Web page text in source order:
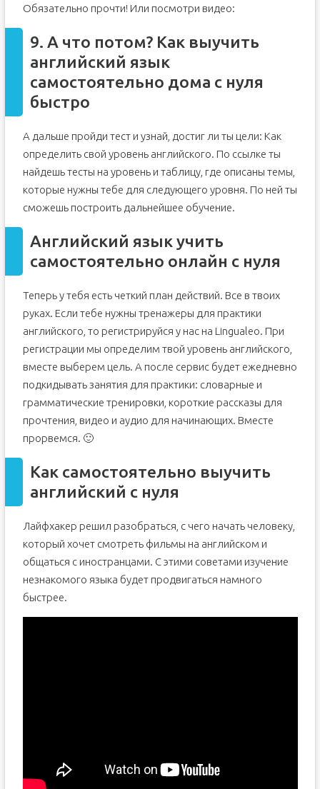
Обязательно прочти! Или посмотри видео:
9. А что потом? Как выучить
английский язык
самостоятельно дома с нуля
быстро
А дальше пройди тест и узнай, достиг ли ты цели: Как
определить свой уровень английского. По ссылке ты
найдешь тесты на уровень и таблицу, где описаны темы,
которые нужны тебе для следующего уровня. По ней ты
сможешь построить дальнейшее обучение.
Английский язык учить
самостоятельно онлайн с нуля
Теперь у тебя есть четкий план действий. Все в твоих
руках. Если тебе нужны тренажеры для практики
английского, то регистрируйся у нас на Lingualeo. При
регистрации мы определим твой уровень английского,
вместе выберем цель. А после сервис будет ежедневно
подкидывать занятия для практики: словарные и
грамматические тренировки, короткие рассказы для
прочтения, видео и аудио для начинающих. Вместе
прорвемся. 🙂
Как самостоятельно выучить
английский с нуля
Лайфхакер решил разобраться, с чего начать человеку,
который хочет смотреть фильмы на английском и
общаться с иностранцами. С этими советами изучение
незнакомого языка будет продвигаться намного
быстрее.